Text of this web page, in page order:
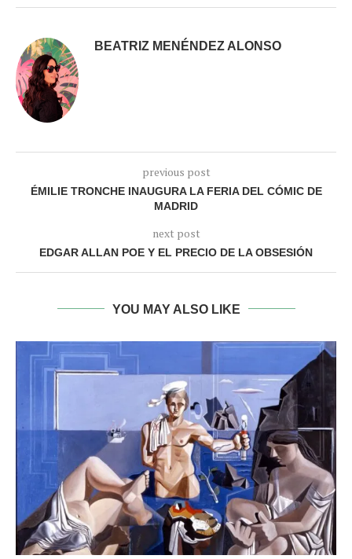
BEATRIZ MENÉNDEZ ALONSO
previous post
ÉMILIE TRONCHE INAUGURA LA FERIA DEL CÓMIC DE
MADRID
next post
EDGAR ALLAN POE Y EL PRECIO DE LA OBSESIÓN
YOU MAY ALSO LIKE